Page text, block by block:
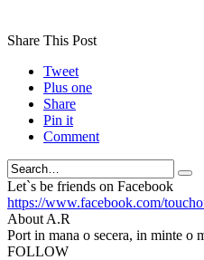
Share This Post
Tweet
Plus one
Share
Pin it
Comment
Let`s be friends on Facebook
https://www.facebook.com/
About A.R
Port in mana o secera, in minte o
FOLLOW